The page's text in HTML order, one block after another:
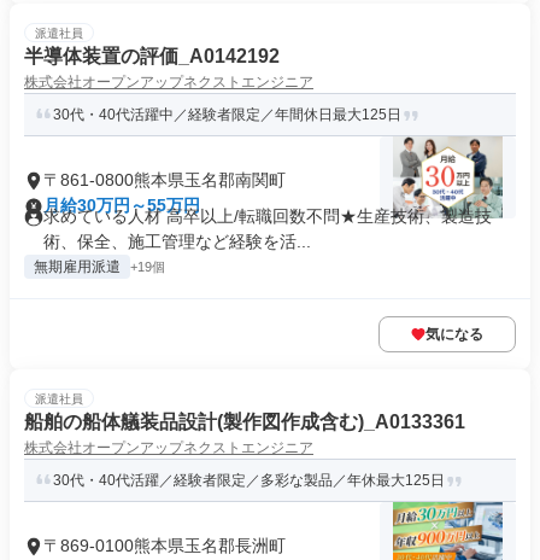
派遣社員
半導体装置の評価_A0142192
株式会社オープンアップネクストエンジニア
30代・40代活躍中／経験者限定／年間休日最大125日
〒861-0800熊本県玉名郡南関町
月給30万円～55万円
求めている人材 高卒以上/転職回数不問★生産技術、製造技
術、保全、施工管理など経験を活...
無期雇用派遣 +19個
気になる
派遣社員
船舶の船体艤装品設計(製作図作成含む)_A0133361
株式会社オープンアップネクストエンジニア
30代・40代活躍／経験者限定／多彩な製品／年休最大125日
〒869-0100熊本県玉名郡長洲町